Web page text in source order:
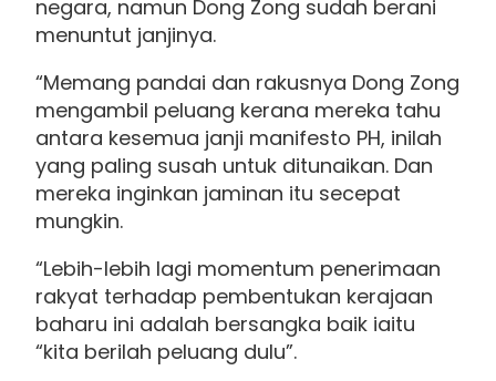
negara, namun Dong Zong sudah berani
menuntut janjinya.
“Memang pandai dan rakusnya Dong Zong
mengambil peluang kerana mereka tahu
antara kesemua janji manifesto PH, inilah
yang paling susah untuk ditunaikan. Dan
mereka inginkan jaminan itu secepat
mungkin.
“Lebih-lebih lagi momentum penerimaan
rakyat terhadap pembentukan kerajaan
baharu ini adalah bersangka baik iaitu
“kita berilah peluang dulu”.